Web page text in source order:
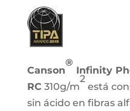
Canson
®
Infinity
RC 310g/m
2
está
sin ácido en fibras